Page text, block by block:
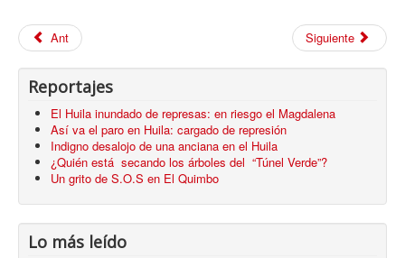
Ant Siguiente
Reportajes
El Huila inundado de represas: en riesgo el Magdalena
Así va el paro en Huila: cargado de represión
Indigno desalojo de una anciana en el Huila
¿Quién está secando los árboles del “Túnel Verde”?
Un grito de S.O.S en El Quimbo
Lo más leído